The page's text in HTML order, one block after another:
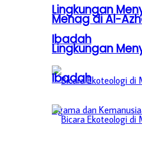
Lingkungan
Ibadah
Menag di Al-
Lingkungan
Ibadah